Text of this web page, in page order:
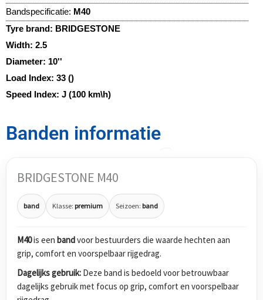
Bandspecificatie: M40
Tyre brand: BRIDGESTONE
Width: 2.5
Diameter: 10''
Load Index: 33 ()
Speed Index: J (100 km\h)
Banden informatie
BRIDGESTONE M40
band Klasse: premium Seizoen: band
M40is een bandvoor bestuurders die waarde hechten aan
grip, comfort en voorspelbaar rijgedrag.
Dagelijks gebruik: Deze band is bedoeld voor betrouwbaar
dagelijks gebruik met focus op grip, comfort en voorspelbaar